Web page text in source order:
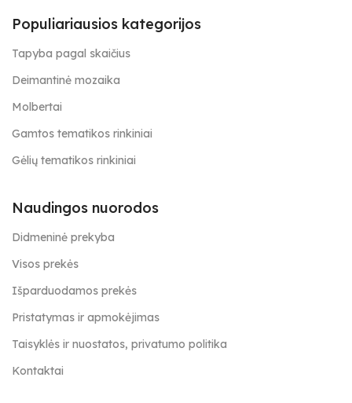
Populiariausios kategorijos
Tapyba pagal skaičius
Deimantinė mozaika
Molbertai
Gamtos tematikos rinkiniai
Gėlių tematikos rinkiniai
Naudingos nuorodos
Didmeninė prekyba
Visos prekės
Išparduodamos prekės
Pristatymas ir apmokėjimas
Taisyklės ir nuostatos, privatumo politika
Kontaktai